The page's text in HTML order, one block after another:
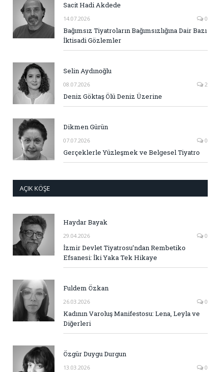
Sacit Hadi Akdede
14.07.2026 0
Bağımsız Tiyatroların Bağımsızlığına Dair Bazı
İktisadi Gözlemler
Selin Aydınoğlu
08.07.2026 2
Deniz Göktaş Ölü Deniz Üzerine
Dikmen Gürün
07.07.2026 0
Gerçeklerle Yüzleşmek ve Belgesel Tiyatro
AÇIK KÖŞE
Haydar Bayak
29.04.2026 0
İzmir Devlet Tiyatrosu’ndan Rembetiko
Efsanesi: İki Yaka Tek Hikaye
Fuldem Özkan
26.03.2026 0
Kadının Varoluş Manifestosu: Lena, Leyla ve
Diğerleri
Özgür Duygu Durgun
13.03.2026 0